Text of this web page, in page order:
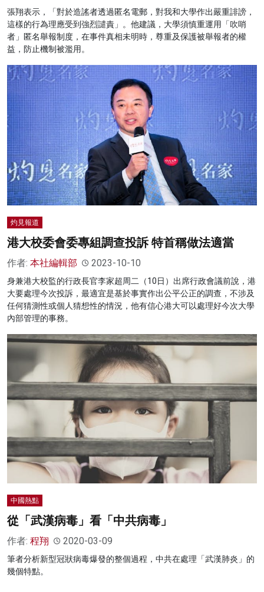
張翔表示，「對於造謠者透過匿名電郵，對我和大學作出嚴重誹謗，
這樣的行為理應受到強烈譴責」。他建議，大學須慎重運用「吹哨
者」匿名舉報制度，在事件真相未明時，尊重及保護被舉報者的權
益，防止機制被濫用。
灼見報道
港大校委會委專組調查投訴 特首稱做法適當
作者: 本社編輯部 2023-10-10
身兼港大校監的行政長官李家超周二（10日）出席行政會議前說，港
大要處理今次投訴，最適宜是基於事實作出公平公正的調查，不涉及
任何猜測性或個人猜想性的情況，他有信心港大可以處理好今次大學
內部管理的事務。
中國熱點
從「武漢病毒」看「中共病毒」
作者: 程翔 2020-03-09
筆者分析新型冠狀病毒爆發的整個過程，中共在處理「武漢肺炎」的
幾個特點。